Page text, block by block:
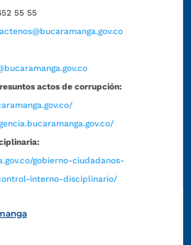
55 55
actos de corrupción:
gobierno-ciudadanos-
interno-disciplinario/